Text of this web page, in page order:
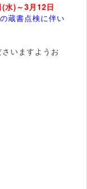
水)～3月12日
蔵書点検に伴い
いますようお